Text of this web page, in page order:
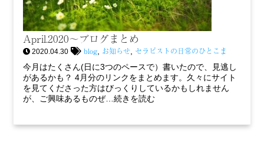
April.2020〜ブログまとめ
2020.04.30 blog お知らせ セラピストの日常のひとこま
今月はたくさん(日に3つのペースで）書いたので、見逃し
があるかも？ 4月分のリンクをまとめます。久々にサイト
を見てくださった方はびっくりしているかもしれません
が、ご興味あるものぜ…続きを読む